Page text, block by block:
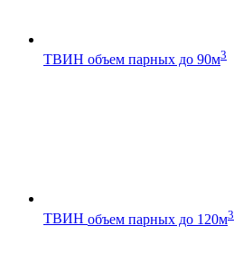
ТВИН объем парных до 90м3
ТВИН объем парных до 120м3